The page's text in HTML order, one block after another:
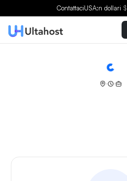
ContattaciUSA:n dollari $